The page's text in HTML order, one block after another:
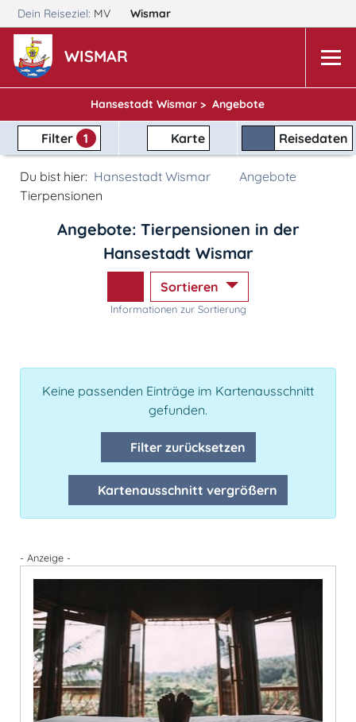
Dein Reiseziel: MV Wismar
WISMAR
Hansestadt Wismar > Angebote
Filter 1 Karte Reisedaten
Du bist hier: Hansestadt Wismar
Angebote
Tierpensionen
Angebote: Tierpensionen in der
Hansestadt Wismar
Sortieren
Informationen zur Sortierung
Keine passenden Einträge im Kartenausschnitt
gefunden.
Filter zurücksetzen
Kartenausschnitt vergrößern
- Anzeige -